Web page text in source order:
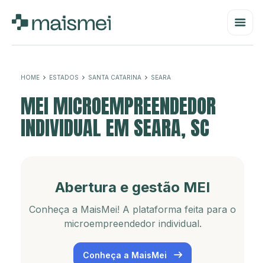
HOME ESTADOS SANTA CATARINA SEARA
MEI MICROEMPREENDEDOR
INDIVIDUAL EM SEARA, SC
Abertura e gestão MEI
Conheça a MaisMei! A plataforma feita para o
microempreendedor individual.
Conheça a MaisMei